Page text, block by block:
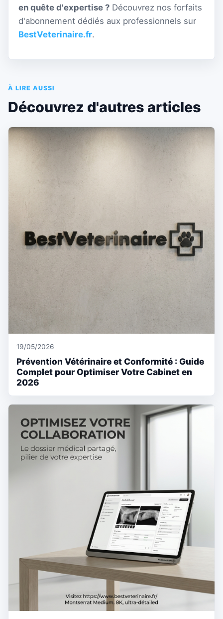
en quête d'expertise ? Découvrez nos forfaits
d'abonnement dédiés aux professionnels sur
BestVeterinaire.fr.
À LIRE AUSSI
Découvrez d'autres articles
19/05/2026
Prévention Vétérinaire et Conformité : Guide
Complet pour Optimiser Votre Cabinet en
2026